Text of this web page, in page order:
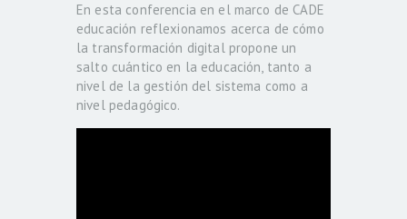
En esta conferencia en el marco de CADE
educación reflexionamos acerca de cómo
la transformación digital propone un
salto cuántico en la educación, tanto a
nivel de la gestión del sistema como a
nivel pedagógico.